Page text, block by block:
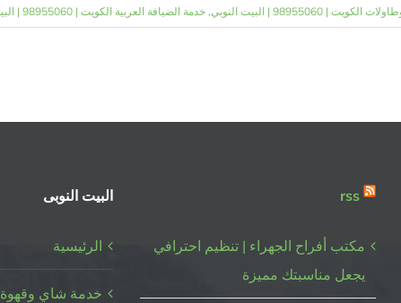
| 98955060 | البيت النوبي , خدمة الضيافة العربية الكويت | 98955060 | البيت النوبي
rss
مكتب أفراح الجهراء | تنظيم احترافي
يجعل مناسبتك مميزة
البيت النوبى
الرئيسية
خدمة شاي وقهوة